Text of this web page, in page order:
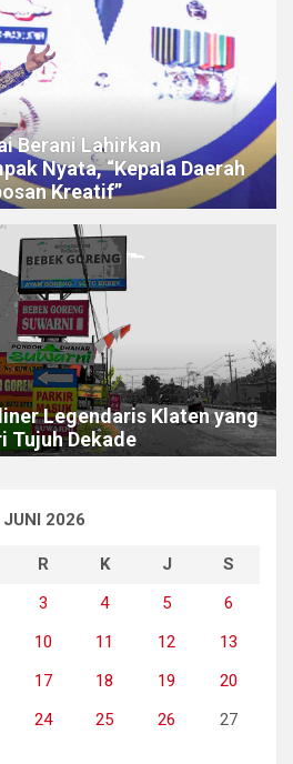
Berani Lahirkan
Nyata, “Kepala Daerah
Kreatif”
Legendaris Klaten yang
Tujuh Dekade
JUNI 2026
R K J
S
3 4 5
6
10 11 12
13
17 18 19
20
24 25 26
27